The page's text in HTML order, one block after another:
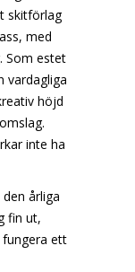
skitförlag
med
Som estet
vardagliga
höjd
inte ha
årliga
fin ut,
ett